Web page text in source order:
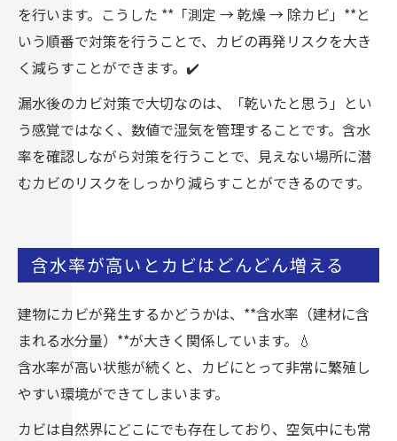
を行います。こうした **「測定 → 乾燥 → 除カビ」**と
いう順番で対策を行うことで、カビの再発リスクを大き
く減らすことができます。✔️
漏水後のカビ対策で大切なのは、「乾いたと思う」とい
う感覚ではなく、数値で湿気を管理することです。含水
率を確認しながら対策を行うことで、見えない場所に潜
むカビのリスクをしっかり減らすことができるのです。
含水率が高いとカビはどんどん増える
建物にカビが発生するかどうかは、**含水率（建材に含
まれる水分量）**が大きく関係しています。💧
含水率が高い状態が続くと、カビにとって非常に繁殖し
やすい環境ができてしまいます。
カビは自然界にどこにでも存在しており、空気中にも常